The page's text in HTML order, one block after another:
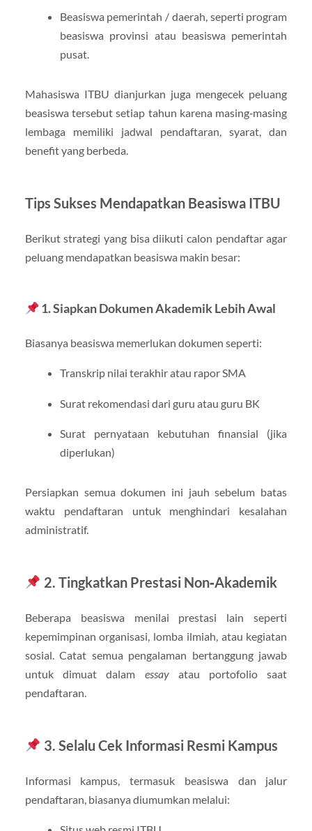
Beasiswa pemerintah / daerah, seperti program
beasiswa provinsi atau beasiswa pemerintah
pusat.
Mahasiswa ITBU dianjurkan juga mengecek peluang
beasiswa tersebut setiap tahun karena masing‑masing
lembaga memiliki jadwal pendaftaran, syarat, dan
benefit yang berbeda.
Tips Sukses Mendapatkan Beasiswa ITBU
Berikut strategi yang bisa diikuti calon pendaftar agar
peluang mendapatkan beasiswa makin besar:
1. Siapkan Dokumen Akademik Lebih Awal
Biasanya beasiswa memerlukan dokumen seperti:
Transkrip nilai terakhir atau rapor SMA
Surat rekomendasi dari guru atau guru BK
Surat pernyataan kebutuhan finansial (jika
diperlukan)
Persiapkan semua dokumen ini jauh sebelum batas
waktu pendaftaran untuk menghindari kesalahan
administratif.
2. Tingkatkan Prestasi Non‑Akademik
Beberapa beasiswa menilai prestasi lain seperti
kepemimpinan organisasi, lomba ilmiah, atau kegiatan
sosial. Catat semua pengalaman bertanggung jawab
untuk dimuat dalam essayatau portofolio saat
pendaftaran.
3. Selalu Cek Informasi Resmi Kampus
Informasi kampus, termasuk beasiswa dan jalur
pendaftaran, biasanya diumumkan melalui: